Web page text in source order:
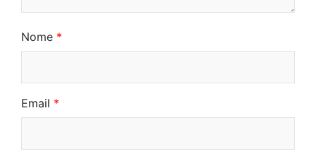
Nome *
Email *